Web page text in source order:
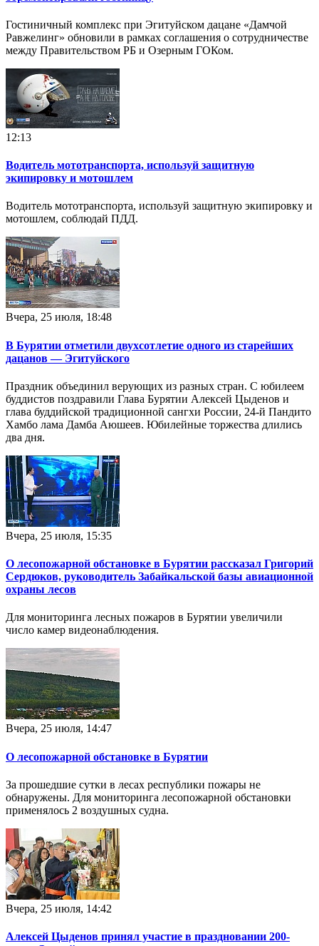
Гостиничный комплекс при Эгитуйском дацане «Дамчой
Равжелинг» обновили в рамках соглашения о сотрудничестве
между Правительством РБ и Озерным ГОКом.
12:13
Водитель мототранспорта, используй защитную
экипировку и мотошлем
Водитель мототранспорта, используй защитную экипировку и
мотошлем, соблюдай ПДД.
Вчера, 25 июля, 18:48
В Бурятии отметили двухсотлетие одного из старейших
дацанов — Эгитуйского
Праздник объединил верующих из разных стран. С юбилеем
буддистов поздравили Глава Бурятии Алексей Цыденов и
глава буддийской традиционной сангхи России, 24-й Пандито
Хамбо лама Дамба Аюшеев. Юбилейные торжества длились
два дня.
Вчера, 25 июля, 15:35
О лесопожарной обстановке в Бурятии рассказал Григорий
Сердюков, руководитель Забайкальской базы авиационной
охраны лесов
Для мониторинга лесных пожаров в Бурятии увеличили
число камер видеонаблюдения.
Вчера, 25 июля, 14:47
О лесопожарной обстановке в Бурятии
За прошедшие сутки в лесах республики пожары не
обнаружены. Для мониторинга лесопожарной обстановки
применялось 2 воздушных судна.
Вчера, 25 июля, 14:42
Алексей Цыденов принял участие в праздновании 200-